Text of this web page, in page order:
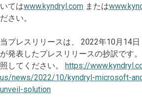
いてはwww.kyndryl.com または
ださい。
当プレスリリースは、 2022年10月14
が発表したプレスリリースの抄訳です
照してください。 https://
us/news/2022/10/kyndryl-microsoft-
unveil-solution